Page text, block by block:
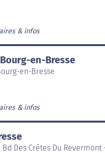
& infos
en-Bresse
en-Bresse
& infos
Bd Des Crêtes Du